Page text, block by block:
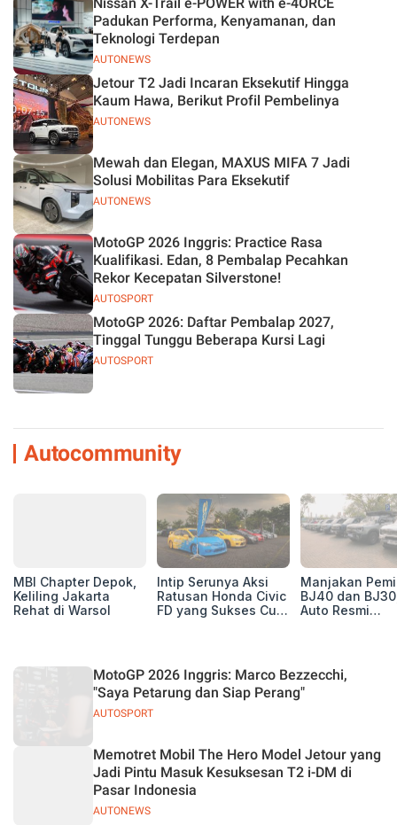
AUTONEWS
Padukan Performa, Kenyamanan, dan
Teknologi Terdepan
AUTONEWS
Jetour T2 Jadi Incaran Eksekutif Hingga
Kaum Hawa, Berikut Profil Pembelinya
AUTONEWS
Mewah dan Elegan, MAXUS MIFA 7 Jadi
Solusi Mobilitas Para Eksekutif
AUTOSPORT
MotoGP 2026 Inggris: Practice Rasa
Kualifikasi. Edan, 8 Pembalap Pecahkan
Rekor Kecepatan Silverstone!
AUTOSPORT
MotoGP 2026: Daftar Pembalap 2027,
Tinggal Tunggu Beberapa Kursi Lagi
Autocommunity
MBI Chapter Depok,
Keliling Jakarta
Rehat di Warsol
Intip Serunya Aksi
Ratusan Honda Civic
FD yang Sukses Curi
Manjakan
BJ40 dan
Auto Resmi
AUTOSPORT
MotoGP 2026 Inggris: Marco Bezzecchi,
"Saya Petarung dan Siap Perang"
AUTONEWS
Memotret Mobil The Hero Model Jetour yang
Jadi Pintu Masuk Kesuksesan T2 i-DM di
Pasar Indonesia